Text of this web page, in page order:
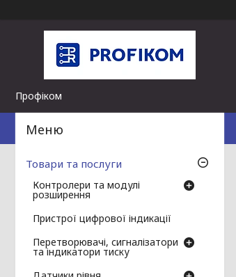
Профіком
Товари та послуги
Контролери та модулі
розширення
Пристрої цифрової індикації
Перетворювачі, сигналізатори
та індикатори тиску